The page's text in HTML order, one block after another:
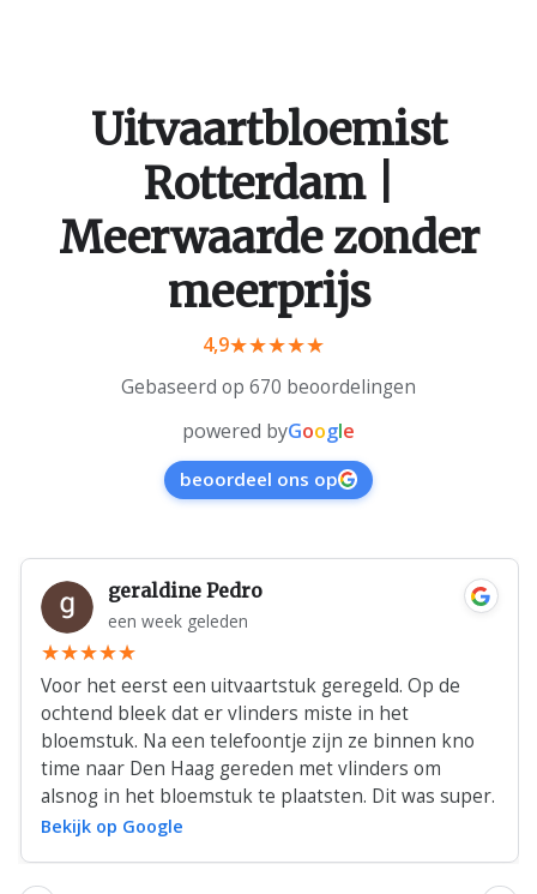
Uitvaartbloemist
Rotterdam |
Meerwaarde zonder
meerprijs
4,9
Gebaseerd op 670 beoordelingen
powered byGoogle
beoordeel ons op
geraldine Pedro
een week geleden
Voor het eerst een uitvaartstuk geregeld. Op de
ochtend bleek dat er vlinders miste in het
bloemstuk. Na een telefoontje zijn ze binnen kno
time naar Den Haag gereden met vlinders om
alsnog in het bloemstuk te plaatsten. Dit was super.
Bekijk op Google